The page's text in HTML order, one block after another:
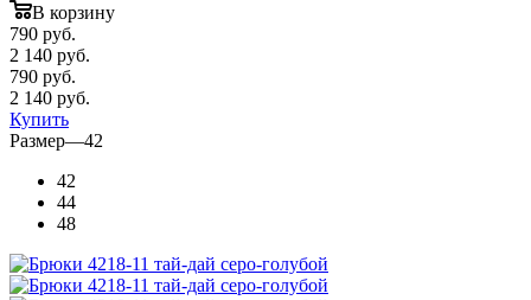
В корзину
790 руб.
2 140 руб.
790 руб.
2 140 руб.
Купить
Размер—42
42
44
48